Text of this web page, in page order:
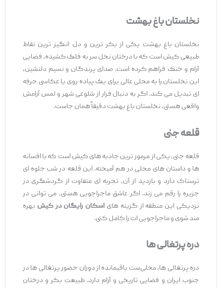
نخلستان باغ بهشت
نخلستان باغ بهشت یکی از بکر ترین و دل ‌انگیز ترین نقاط
طبیعی کیش است که با درختان نخل سر به فلک کشیده، فضایی
آرام و خنک فراهم کرده است. صدای پرندگان و نسیم دلنشین،
این نخلستان را به محلی عالی برای یک پیاده‌ روی یا عکاسی حرفه
‌ای تبدیل می ‌کند. اگر به دنبال فرار از شلوغی شهر و لمس آرامش
واقعی هستی، نخلستان باغ بهشت دقیقاً همان ‌جاست.
قلعه جنی
قلعه جنی، یکی از مرموز ترین جاذبه ‌های کیش است که با افسانه‌
ها و داستان‌ های محلی در هم آمیخته. این قلعه در شب جلوه ‌ای
ترسناک دارد و بازدید از آن، تجربه ‌ای متفاوت از گردشگری در
جزیره را رقم می ‌زند. اگر عاشق ماجراجویی هستی، می ‌توانی در
نزدیکی این منطقه از گزینه‌ هایاسکان رایگان در کیشبهره
‌مند شوی و ماجراجویی ‌ات را کامل کنی.
دره پرتغالی ‌ها
دره پرتغالی‌ ها، محلی‌ست باقیمانده از دوران حضور پرتغالی ‌ها در
جنوب ایران و فضایی تاریخی و آرام دارد. طبیعت بکر و درختان